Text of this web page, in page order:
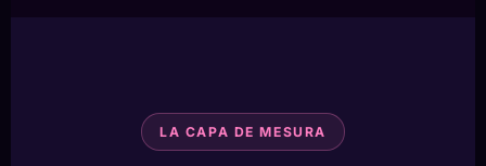
LA CAPA DE MESURA